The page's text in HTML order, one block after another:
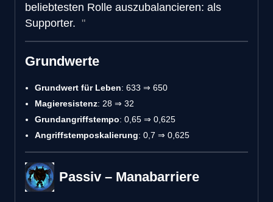
beliebtesten Rolle auszubalancieren: als
Supporter.
Grundwerte
Grundwert für Leben: 633 ⇒ 650
Magieresistenz: 28 ⇒ 32
Grundangriffstempo: 0,65 ⇒ 0,625
Angriffstemposkalierung: 0,7 ⇒ 0,625
Passiv – Manabarriere